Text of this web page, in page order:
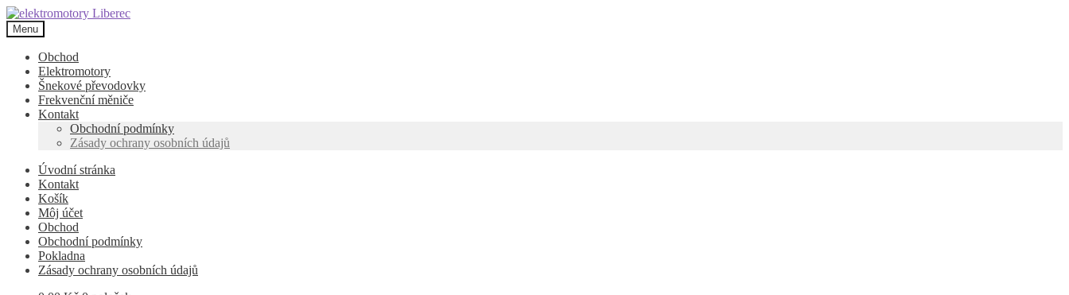
Přeskočit
na
navigaci
Přejít
k
obsahu
webu
Menu
Obchod
Elektromotory
Šnekové převodovky
Frekvenční měniče
Kontakt
Obchodní podmínky
Zásady ochrany osobních údajů
Úvodní stránka
Kontakt
Košík
Môj účet
Obchod
Obchodní podmínky
Pokladna
Zásady ochrany osobních údajů